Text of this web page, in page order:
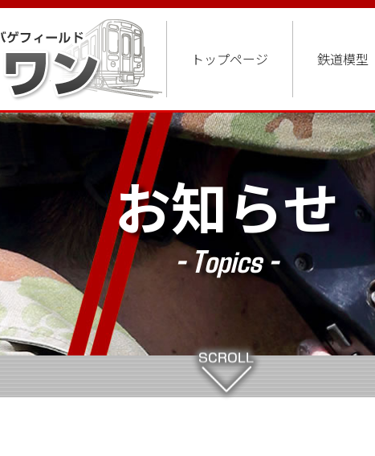
トップページ 鉄道模型
お知らせ
- Topics -